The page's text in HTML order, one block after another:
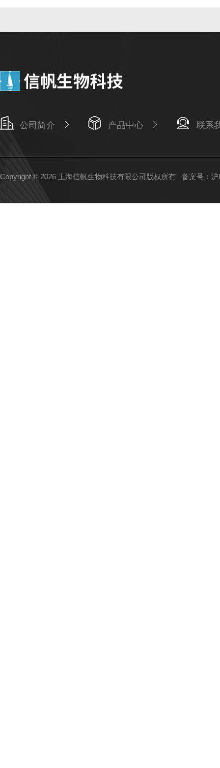
公司简介 产品中心 联系
Copyright © 2026 上海信帆生物科技有限公司版权所有 备案号：